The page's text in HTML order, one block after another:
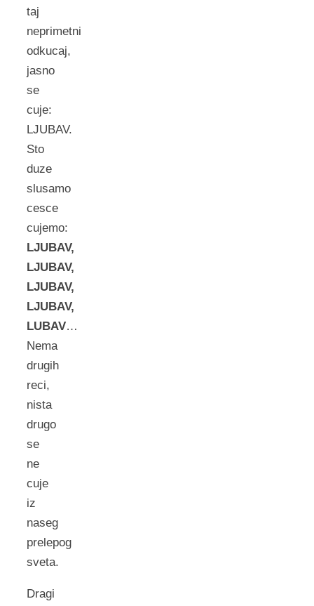
taj
neprimetni
odkucaj,
jasno
se
cuje:
LJUBAV.
Sto
duze
slusamo
cesce
cujemo:
LJUBAV,
LJUBAV,
LJUBAV,
LJUBAV,
LUBAV…
Nema
drugih
reci,
nista
drugo
se
ne
cuje
iz
naseg
prelepog
sveta.
Dragi